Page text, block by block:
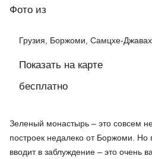
Фото из
Грузия, Боржоми, Самцхе-
Показать на карте
бесплатно
Зеленый монастырь – это совсем
построек недалеко от Боржоми. Но
вводит в заблуждение – это очень